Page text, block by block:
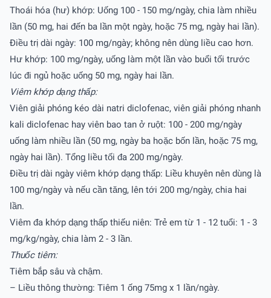
Thoái hóa (hư) khớp: Uống 100 - 150 mg/ngày, chia làm nhiều
lần (50 mg, hai đến ba lần một ngày, hoặc 75 mg, ngày hai lần).
Ðiều trị dài ngày: 100 mg/ngày; không nên dùng liều cao hơn.
Hư khớp: 100 mg/ngày, uống làm một lần vào buổi tối trước
lúc đi ngủ hoặc uống 50 mg, ngày hai lần.
Viêm khớp dạng thấp:
Viên giải phóng kéo dài natri diclofenac, viên giải phóng nhanh
kali diclofenac hay viên bao tan ở ruột: 100 - 200 mg/ngày
uống làm nhiều lần (50 mg, ngày ba hoặc bốn lần, hoặc 75 mg,
ngày hai lần). Tổng liều tối đa 200 mg/ngày.
Ðiều trị dài ngày viêm khớp dạng thấp: Liều khuyên nên dùng là
100 mg/ngày và nếu cần tăng, lên tới 200 mg/ngày, chia hai
lần.
Viêm đa khớp dạng thấp thiếu niên: Trẻ em từ 1 - 12 tuổi: 1 - 3
mg/kg/ngày, chia làm 2 - 3 lần.
Thuốc tiêm:
Tiêm bắp sâu và chậm.
– Liều thông thường: Tiêm 1 ống 75mg x 1 lần/ngày.